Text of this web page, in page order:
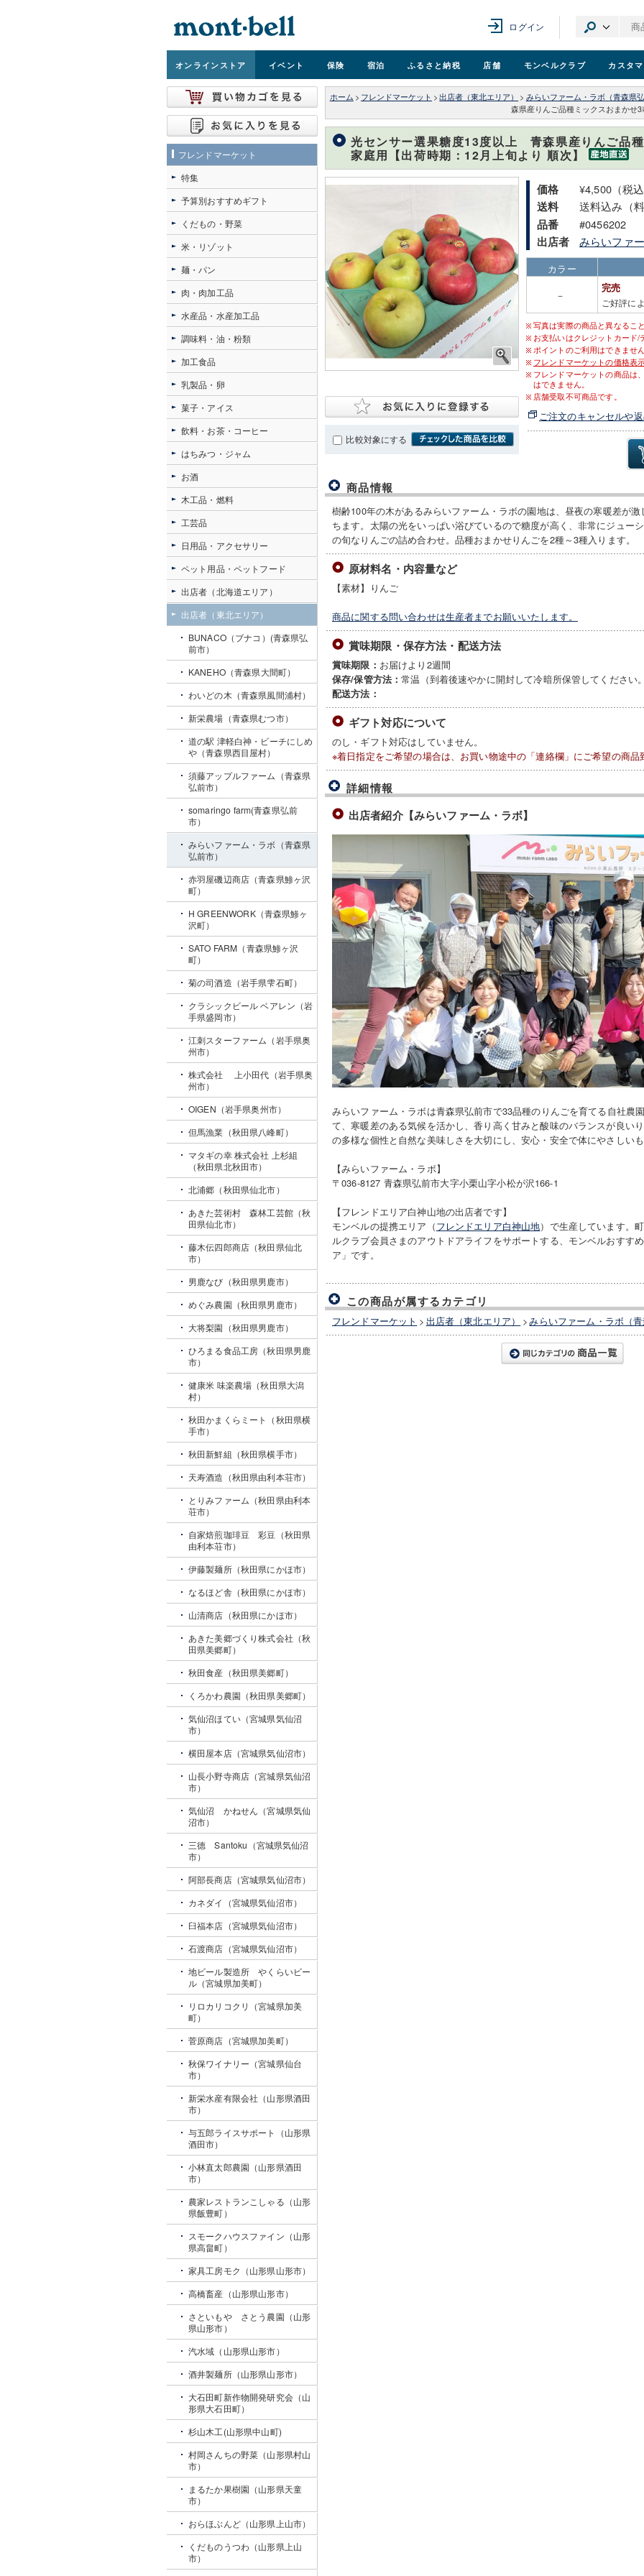
ログイン
オンラインストア イベント 保険 宿泊 ふるさと納税 店舗 モンベルクラブ カスタ
ホーム > フレンドマーケット > 出店者（東北エリア） > みらいファーム・ラボ（青森県弘
森県産りんご品種ミックスおまかせ
光センサー選果糖度13度以上 青森県産りんご品
家庭用【出荷時期：12月上旬より 順次】
比較対象にする
価格 ¥4,500（税込
送料 送料込み（
品番 #0456202
出店者 みらいファ
カラー
－
完売
ご好評に
写真は実際の商品と異なるこ
お支払いはクレジットカード/
ポイントのご利用はできません
フレンドマーケットの価格表
フレンドマーケットの商品は
はできません。
店舗受取不可商品です。
ご注文のキャンセルや
商品情報
樹齢100年の木があるみらいファーム・ラボの園地は、昼夜の寒暖差が
ちます。太陽の光をいっぱい浴びているので糖度が高く、非常にジュー
の旬なりんごの詰め合わせ。品種おまかせりんごを2種～3種入ります。
原材料名・内容量など
【素材】りんご
商品に関する問い合わせは生産者までお願いいたします。
賞味期限・保存方法・配送方法
賞味期限： お届けより2週間
保存/保管方法：常温（到着後速やかに開封して冷暗所保管してください。
配送方法：
ギフト対応について
のし・ギフト対応はしていません。
※着日指定をご希望の場合は、お買い物途中の「連絡欄」にご希望の商品
詳細情報
出店者紹介【みらいファーム・ラボ】
みらいファーム・ラボは青森県弘前市で33品種のりんごを育てる自社農
て、寒暖差のある気候を活かし、香り高く甘みと酸味のバランスが良い
の多様な個性と自然な美味しさを大切にし、安心・安全で体にやさしい
【みらいファーム・ラボ】
〒036-8127 青森県弘前市大字小栗山字小松が沢166-1
【フレンドエリア白神山地の出店者です】
モンベルの提携エリア（フレンドエリア白神山地）で生産しています。
ルクラブ会員さまのアウトドアライフをサポートする、モンベルおすす
ア」です。
この商品が属するカテゴリ
フレンドマーケット > 出店者（東北エリア） >みらいファーム・ラボ（青
フレンドマーケット
特集
予算別おすすめギフト
くだもの・野菜
米・リゾット
麺・パン
肉・肉加工品
水産品・水産加工品
調味料・油・粉類
加工食品
乳製品・卵
菓子・アイス
飲料・お茶・コーヒー
はちみつ・ジャム
お酒
木工品・燃料
工芸品
日用品・アクセサリー
ペット用品・ペットフード
出店者（北海道エリア）
出店者（東北エリア）
BUNACO（ブナコ）(青森県弘
前市）
KANEHO（青森県大間町）
わいどの木（青森県風間浦村）
新栄農場（青森県むつ市）
道の駅 津軽白神・ビーチにしめ
や（青森県西目屋村）
須藤アップルファーム（青森県
弘前市）
somaringo farm(青森県弘前
市）
みらいファーム・ラボ（青森県
弘前市）
赤羽屋磯辺商店（青森県鯵ヶ沢
町）
H GREENWORK（青森県鯵ヶ
沢町）
SATO FARM（青森県鯵ヶ沢
町）
菊の司酒造（岩手県雫石町）
クラシックビール ベアレン（岩
手県盛岡市）
江刺スターファーム（岩手県奥
州市）
株式会社 上小田代（岩手県奥
州市）
OIGEN（岩手県奥州市）
但馬漁業（秋田県八峰町）
マタギの幸 株式会社 上杉組
（秋田県北秋田市）
北浦郷（秋田県仙北市）
あきた芸術村 森林工芸館（秋
田県仙北市）
藤木伝四郎商店（秋田県仙北
市）
男鹿なび（秋田県男鹿市）
めぐみ農園（秋田県男鹿市）
大将梨園（秋田県男鹿市）
ひろまる食品工房（秋田県男鹿
市）
健康米 味楽農場（秋田県大潟
村）
秋田かまくらミート（秋田県横
手市）
秋田新鮮組（秋田県横手市）
天寿酒造（秋田県由利本荘市）
とりみファーム（秋田県由利本
荘市）
自家焙煎珈琲豆 彩豆（秋田県
由利本荘市）
伊藤製麺所（秋田県にかほ市）
なるほど舎（秋田県にかほ市）
山清商店（秋田県にかほ市）
あきた美郷づくり株式会社（秋
田県美郷町）
秋田食産（秋田県美郷町）
くろかわ農園（秋田県美郷町）
気仙沼ほてい（宮城県気仙沼
市）
横田屋本店（宮城県気仙沼市）
山長小野寺商店（宮城県気仙沼
市）
気仙沼 かねせん（宮城県気仙
沼市）
三德 Santoku（宮城県気仙沼
市）
阿部長商店（宮城県気仙沼市）
カネダイ（宮城県気仙沼市）
臼福本店（宮城県気仙沼市）
石渡商店（宮城県気仙沼市）
地ビール製造所 やくらいビー
ル（宮城県加美町）
リロカリコクリ（宮城県加美
町）
菅原商店（宮城県加美町）
秋保ワイナリー（宮城県仙台
市）
新栄水産有限会社（山形県酒田
市）
与五郎ライスサポート（山形県
酒田市）
小林直太郎農園（山形県酒田
市）
農家レストランこしゃる（山形
県飯豊町）
スモークハウスファイン（山形
県高畠町）
家具工房モク（山形県山形市）
高橋畜産（山形県山形市）
さといもや さとう農園（山形
県山形市）
汽水域（山形県山形市）
酒井製麺所（山形県山形市）
大石田町新作物開発研究会（山
形県大石田町）
杉山木工(山形県中山町)
村岡さんちの野菜（山形県村山
市）
まるたか果樹園（山形県天童
市）
おらほぶんど（山形県上山市）
くだものうつわ（山形県上山
市）